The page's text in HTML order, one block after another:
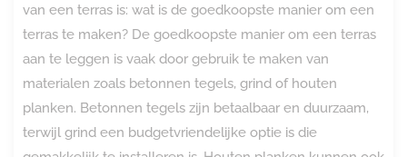
van een terras is: wat is de goedkoopste manier om een
terras te maken? De goedkoopste manier om een terras
aan te leggen is vaak door gebruik te maken van
materialen zoals betonnen tegels, grind of houten
planken. Betonnen tegels zijn betaalbaar en duurzaam,
terwijl grind een budgetvriendelijke optie is die